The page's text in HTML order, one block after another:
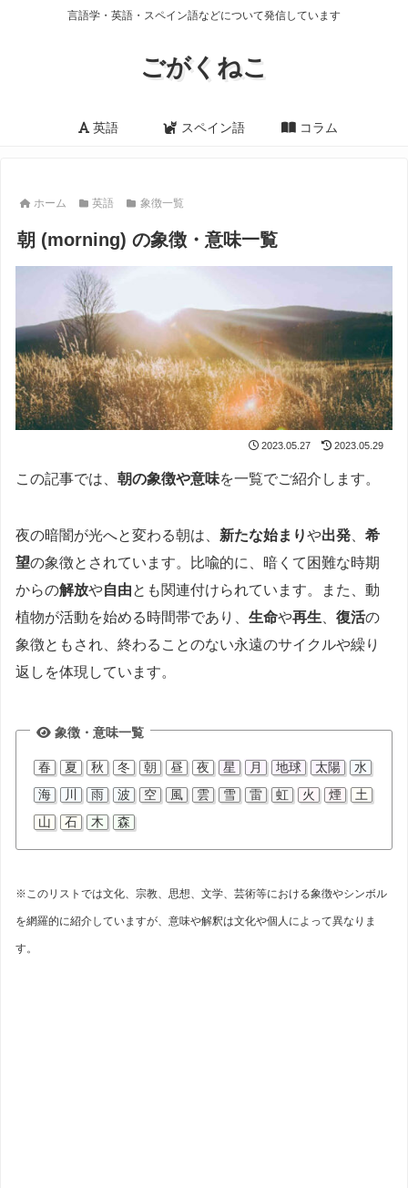
言語学・英語・スペイン語などについて発信しています
ごがくねこ
英語 スペイン語 コラム
ホーム 英語 象徴一覧
朝 (morning) の象徴・意味一覧
2023.05.27 2023.05.29
この記事では、 朝の象徴や意味を一覧でご紹介します。
夜の暗闇が光へと変わる朝は、 新たな始まりや出発
希
望の象徴とされています。比喩的に、暗くて困難な時期
からの解放や自由とも関連付けられています。また、動
植物が活動を始める時間帯であり、 生命や再生 復活の
象徴ともされ、終わることのない永遠のサイクルや繰り
返しを体現しています。
象徴・意味一覧
春 夏 秋 冬 朝 昼 夜 星 月 地球 太陽
水
海
川 雨 波 空 風 雲 雪 雷 虹 火 煙
土
山
石 木 森
※このリストでは文化、宗教、思想、文学、芸術等における象徴やシンボル
を網羅的に紹介していますが、意味や解釈は文化や個人によって異なりま
す。